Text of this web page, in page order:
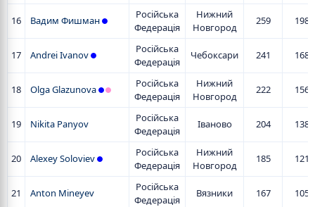
16 Вадим Фишман
Російська
Федерація
Нижний
Новгород
259 198
17 Andrei Ivanov
Російська
Федерація
Чебоксари 241 168
18 Olga Glazunova
Російська
Федерація
Нижний
Новгород
222 156
19 Nikita Panyov
Російська
Федерація
Іваново 204 138
20 Alexey Soloviev
Російська
Федерація
Нижний
Новгород
185 121
21 Anton Mineyev
Російська
Федерація
Вязники 167 105